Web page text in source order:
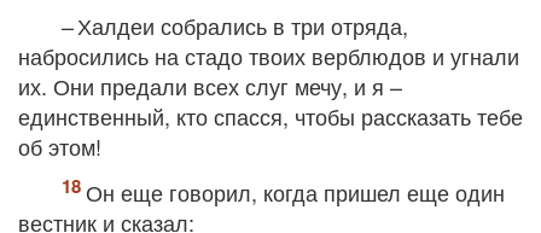
– Халдеи собрались в три отряда,
набросились на стадо твоих верблюдов и угнали
их. Они предали всех слуг мечу, и я –
единственный, кто спасся, чтобы рассказать тебе
об этом!
Он еще говорил, когда пришел еще один
вестник и сказал: